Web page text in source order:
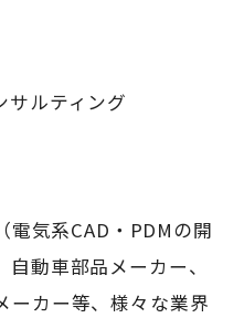
サルティング
気系CAD・PDMの開
動車部品メーカー、
ーカー等、様々な業界